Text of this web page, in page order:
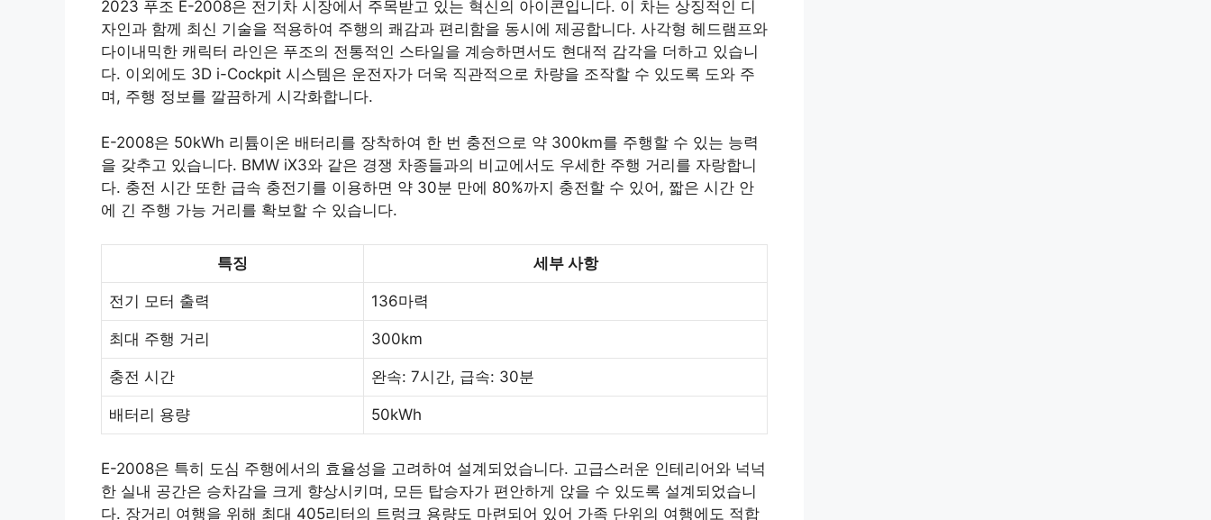
2023 푸조 E-2008은 전기차 시장에서 주목받고 있는 혁신의 아이콘입니다. 이 차는 상징적인 디
자인과 함께 최신 기술을 적용하여 주행의 쾌감과 편리함을 동시에 제공합니다. 사각형 헤드램프와
다이내믹한 캐릭터 라인은 푸조의 전통적인 스타일을 계승하면서도 현대적 감각을 더하고 있습니
다. 이외에도 3D i-Cockpit 시스템은 운전자가 더욱 직관적으로 차량을 조작할 수 있도록 도와 주
며, 주행 정보를 깔끔하게 시각화합니다.
E-2008은 50kWh 리튬이온 배터리를 장착하여 한 번 충전으로 약 300km를 주행할 수 있는 능력
을 갖추고 있습니다. BMW iX3와 같은 경쟁 차종들과의 비교에서도 우세한 주행 거리를 자랑합니
다. 충전 시간 또한 급속 충전기를 이용하면 약 30분 만에 80%까지 충전할 수 있어, 짧은 시간 안
에 긴 주행 가능 거리를 확보할 수 있습니다.
특징 세부 사항
전기 모터 출력 136마력
최대 주행 거리 300km
충전 시간 완속: 7시간, 급속: 30분
배터리 용량 50kWh
E-2008은 특히 도심 주행에서의 효율성을 고려하여 설계되었습니다. 고급스러운 인테리어와 넉넉
한 실내 공간은 승차감을 크게 향상시키며, 모든 탑승자가 편안하게 앉을 수 있도록 설계되었습니
다. 장거리 여행을 위해 최대 405리터의 트렁크 용량도 마련되어 있어 가족 단위의 여행에도 적합